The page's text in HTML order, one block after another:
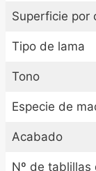
Superficie por
Tipo de lama
Tono
Especie de
Acabado
Nº de tablillas